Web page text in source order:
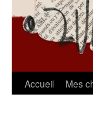
Aller
Accueil Mes